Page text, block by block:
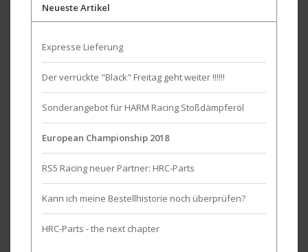
Neueste Artikel
Expresse Lieferung
Der verrückte "Black" Freitag geht weiter !!!!!!
Sonderangebot für HARM Racing Stoßdämpferöl
European Championship 2018
RS5 Racing neuer Partner: HRC-Parts
Kann ich meine Bestellhistorie noch überprüfen?
HRC-Parts - the next chapter